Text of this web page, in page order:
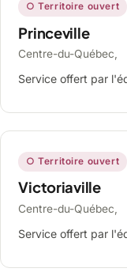
○ Territoire ouvert
Princeville
Centre-du-Québec,
Service offert par
○ Territoire ouvert
Victoriaville
Centre-du-Québec,
Service offert par